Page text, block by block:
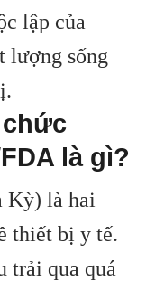
lập của
lượng sống
là gì?
Kỳ) là hai
thiết bị y tế.
trải qua quá